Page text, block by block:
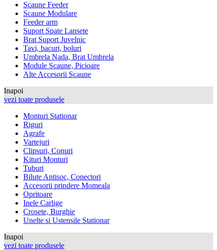
Scaune Feeder
Scaune Modulare
Feeder arm
Suport Spate Lansete
Brat Suport Juvelnic
Tavi, bacuri, boluri
Umbrela Nada, Brat Umbrela
Module Scaune, Picioare
Alte Accesorii Scaune
Inapoi
vezi toate produsele
Monturi Stationar
Riguri
Agrafe
Vartejuri
Clipsuri, Conuri
Kituri Monturi
Tuburi
Bilute Antisoc, Conectori
Accesorii prindere Momeala
Opritoare
Inele Carlige
Crosete, Burghie
Unelte si Ustensile Stationar
Inapoi
vezi toate produsele